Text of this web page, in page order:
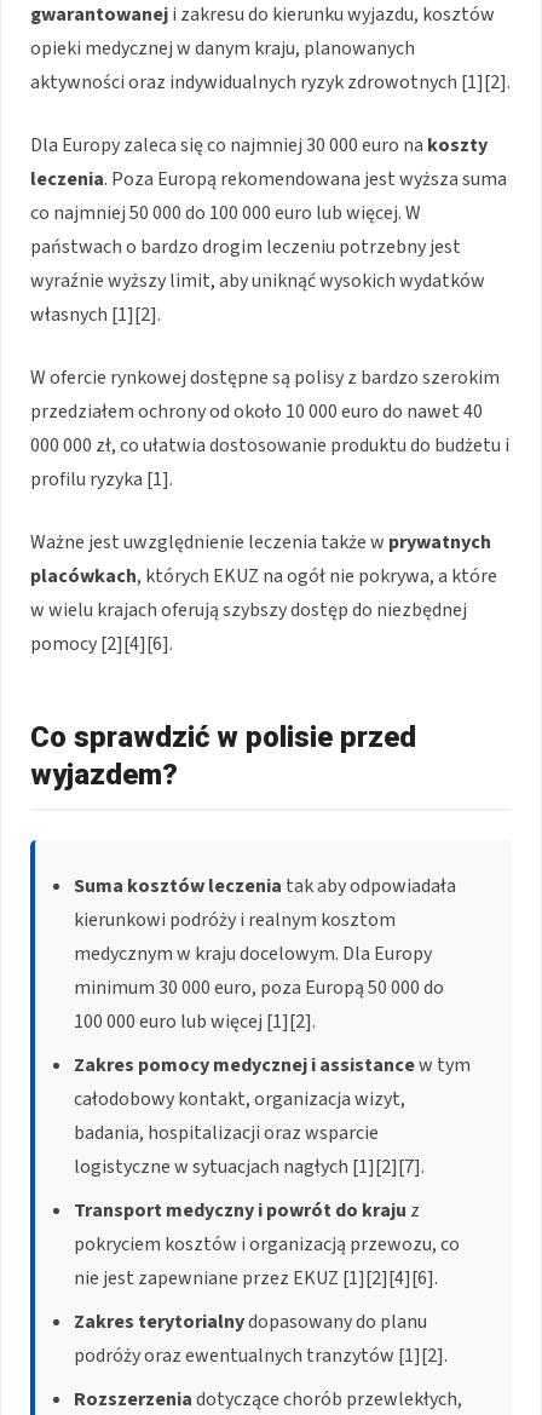
gwarantowaneji zakresu do kierunku wyjazdu, kosztów
opieki medycznej w danym kraju, planowanych
aktywności oraz indywidualnych ryzyk zdrowotnych [1][2].
Dla Europy zaleca się co najmniej 30 000 euro na koszty
leczenia. Poza Europą rekomendowana jest wyższa suma
co najmniej 50 000 do 100 000 euro lub więcej. W
państwach o bardzo drogim leczeniu potrzebny jest
wyraźnie wyższy limit, aby uniknąć wysokich wydatków
własnych [1][2].
W ofercie rynkowej dostępne są polisy z bardzo szerokim
przedziałem ochrony od około 10 000 euro do nawet 40
000 000 zł, co ułatwia dostosowanie produktu do budżetu i
profilu ryzyka [1].
Ważne jest uwzględnienie leczenia także w prywatnych
placówkach, których EKUZ na ogół nie pokrywa, a które
w wielu krajach oferują szybszy dostęp do niezbędnej
pomocy [2][4][6].
Co sprawdzić w polisie przed
wyjazdem?
Suma kosztów leczenia tak aby odpowiadała
kierunkowi podróży i realnym kosztom
medycznym w kraju docelowym. Dla Europy
minimum 30 000 euro, poza Europą 50 000 do
100 000 euro lub więcej [1][2].
Zakres pomocy medycznej i assistancew tym
całodobowy kontakt, organizacja wizyt,
badania, hospitalizacji oraz wsparcie
logistyczne w sytuacjach nagłych [1][2][7].
Transport medyczny i powrót do kraju z
pokryciem kosztów i organizacją przewozu, co
nie jest zapewniane przez EKUZ [1][2][4][6].
Zakres terytorialnydopasowany do planu
podróży oraz ewentualnych tranzytów [1][2].
Rozszerzeniadotyczące chorób przewlekłych,